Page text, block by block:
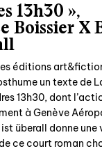
13h30 »,
Boissier X
éditions
un texte de
13h30, dont
à Genève
überall donne une
ce court roman